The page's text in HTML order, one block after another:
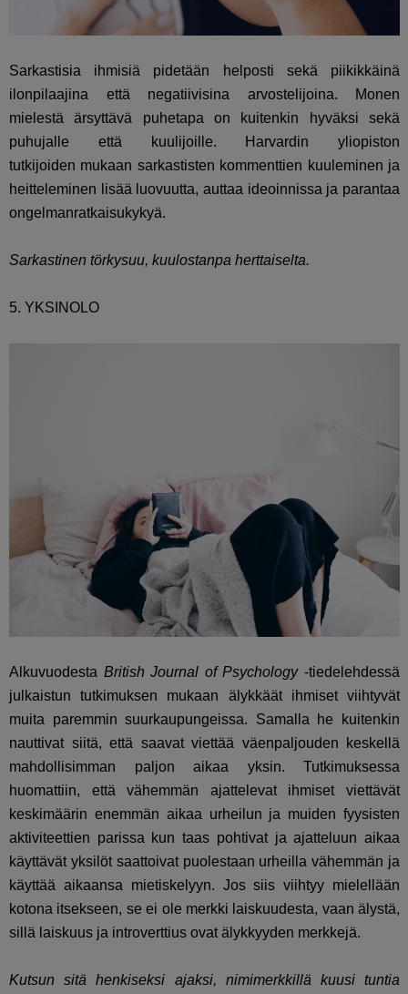
Sarkastisia ihmisiä pidetään helposti sekä piikikkäinä
ilonpilaajina että negatiivisina arvostelijoina. Monen
mielestä ärsyttävä puhetapa on kuitenkin hyväksi sekä
puhujalle että kuulijoille. Harvardin yliopiston
tutkijoiden mukaan sarkastisten kommenttien kuuleminen ja
heitteleminen lisää luovuutta, auttaa ideoinnissa ja parantaa
ongelmanratkaisukykyä.
Sarkastinen törkysuu, kuulostanpa herttaiselta.
5. YKSINOLO
Alkuvuodesta British Journal of Psychology-tiedelehdessä
julkaistun tutkimuksen mukaan älykkäät ihmiset viihtyvät
muita paremmin suurkaupungeissa. Samalla he kuitenkin
nauttivat siitä, että saavat viettää väenpaljouden keskellä
mahdollisimman paljon aikaa yksin.Tutkimuksessa
huomattiin, että vähemmän ajattelevat ihmiset viettävät
keskimäärin enemmän aikaa urheilun ja muiden fyysisten
aktiviteettien parissa kun taas pohtivat ja ajatteluun aikaa
käyttävät yksilöt saattoivat puolestaan urheilla vähemmän ja
käyttää aikaansa mietiskelyyn. Jos siis viihtyy mielellään
kotona itsekseen, se ei ole merkki laiskuudesta, vaan älystä,
sillä laiskuus ja introverttius ovat älykkyyden merkkejä.
Kutsun sitä henkiseksi ajaksi, nimimerkkillä kuusi tuntia